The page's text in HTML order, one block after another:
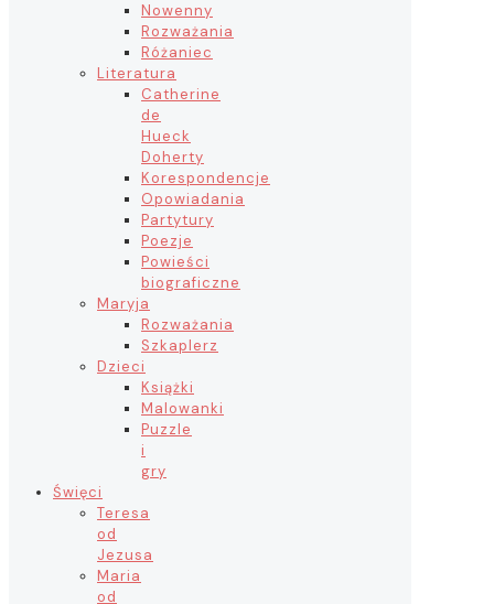
Nowenny
Rozważania
Różaniec
Literatura
Catherine
de
Hueck
Doherty
Korespondencje
Opowiadania
Partytury
Poezje
Powieści
biograficzne
Maryja
Rozważania
Szkaplerz
Dzieci
Książki
Malowanki
Puzzle
i
gry
Święci
Teresa
od
Jezusa
Maria
od